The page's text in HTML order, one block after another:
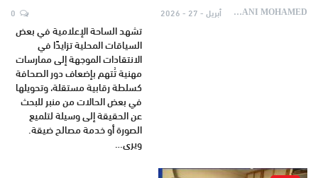
AYDANI MOHAMED أبريل - 27 - 2026
تشهد الساحة الإعلامية في بعض
السياقات المحلية تزايدًا في
الانتقادات الموجهة إلى ممارسات
مهنية تُتهم بإضعاف دور الصحافة
كسلطة رقابية مستقلة، وتحويلها
في بعض الحالات من منبر للبحث
عن الحقيقة إلى وسيلة لتلميع
الصورة أو خدمة مصالح ضيقة.
ويرى…